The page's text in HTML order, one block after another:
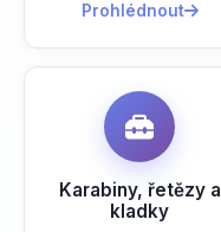
Prohlédnout
Karabiny, řetězy a
kladky